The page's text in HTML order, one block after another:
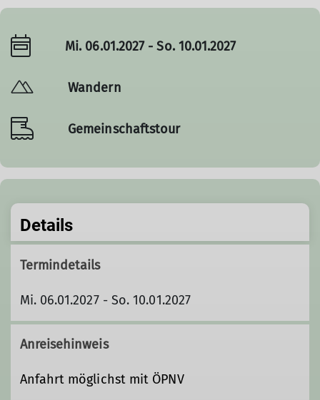
Mi. 06.01.2027 - So. 10.01.2027
Wandern
Gemeinschaftstour
Details
Termindetails
Mi. 06.01.2027 - So. 10.01.2027
Anreisehinweis
Anfahrt möglichst mit ÖPNV